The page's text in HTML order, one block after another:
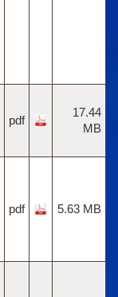
pdf
17.44
MB
pdf 5.63 MB